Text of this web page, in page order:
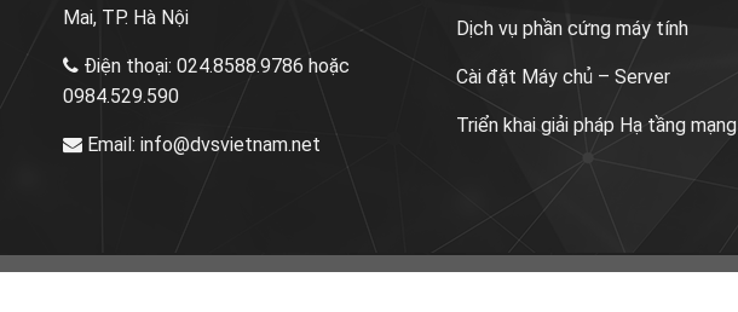
Mai, TP. Hà Nội
Điện thoại: 024.8588.9786 hoặc
0984.529.590
Email: info@dvsvietnam.net
Dịch vụ phần cứng máy tính
Cài đặt Máy chủ – Server
Triển khai giải pháp Hạ tầng mạng